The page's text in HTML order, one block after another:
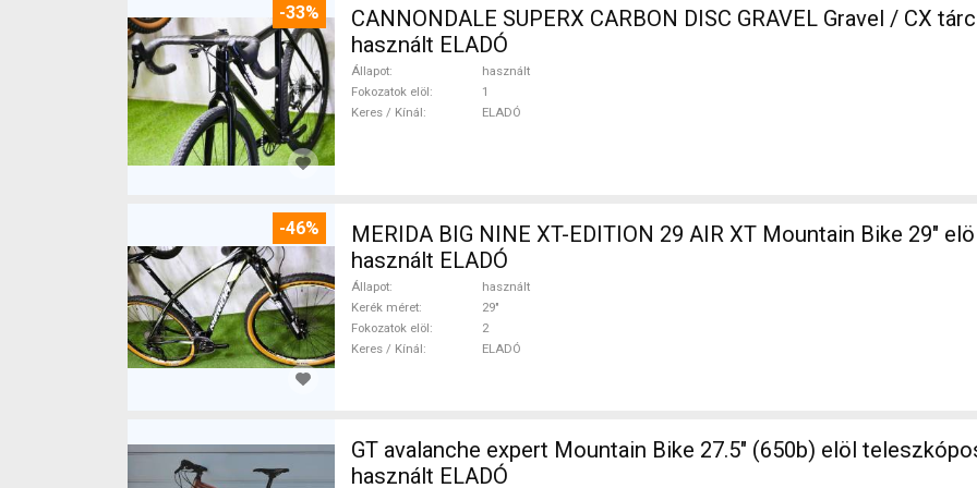
-33%
CANNONDALE SUPERX CARBON DISC GRAVEL Gravel / CX
használt ELADÓ
Állapot
használt
Fokozatok elöl
1
Keres / Kínál
ELADÓ
-46%
MERIDA BIG NINE XT-EDITION 29 AIR XT Mountain Bike 29"
használt ELADÓ
Állapot
használt
Kerék méret
29"
Fokozatok elöl
2
Keres / Kínál
ELADÓ
GT avalanche expert Mountain Bike 27.5" (650b) elöl teleszkópos nem
használt ELADÓ